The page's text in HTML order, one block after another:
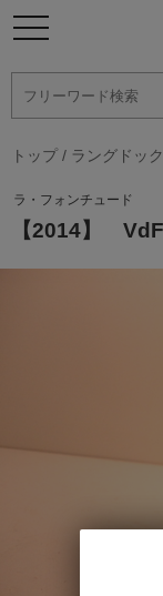
トップ/ ラングドッ
ラ・フォンチュード
【2014】